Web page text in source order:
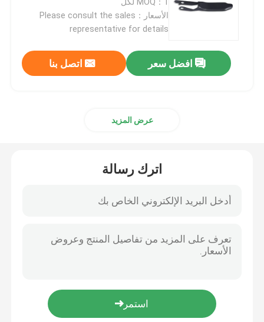
بنادق الدفاع عن المنزل
البنادق التكتيكية
قطع غيار بندقية
ذخيرة البندقية
MOQ：1 لكل
الأسعار：Please consult the sales
representative for details
افضل سعر اتصل بنا
عرض المزيد
اترك رسالة